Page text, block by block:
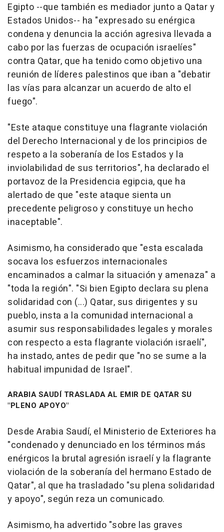
Egipto --que también es mediador junto a Qatar y
Estados Unidos-- ha "expresado su enérgica
condena y denuncia la acción agresiva llevada a
cabo por las fuerzas de ocupación israelíes"
contra Qatar, que ha tenido como objetivo una
reunión de líderes palestinos que iban a "debatir
las vías para alcanzar un acuerdo de alto el
fuego".
"Este ataque constituye una flagrante violación
del Derecho Internacional y de los principios de
respeto a la soberanía de los Estados y la
inviolabilidad de sus territorios", ha declarado el
portavoz de la Presidencia egipcia, que ha
alertado de que "este ataque sienta un
precedente peligroso y constituye un hecho
inaceptable".
Asimismo, ha considerado que "esta escalada
socava los esfuerzos internacionales
encaminados a calmar la situación y amenaza" a
"toda la región". "Si bien Egipto declara su plena
solidaridad con (...) Qatar, sus dirigentes y su
pueblo, insta a la comunidad internacional a
asumir sus responsabilidades legales y morales
con respecto a esta flagrante violación israelí",
ha instado, antes de pedir que "no se sume a la
habitual impunidad de Israel".
ARABIA SAUDÍ TRASLADA AL EMIR DE QATAR SU
"PLENO APOYO"
Desde Arabia Saudí, el Ministerio de Exteriores ha
"condenado y denunciado en los términos más
enérgicos la brutal agresión israelí y la flagrante
violación de la soberanía del hermano Estado de
Qatar", al que ha trasladado "su plena solidaridad
y apoyo", según reza un comunicado.
Asimismo, ha advertido "sobre las graves